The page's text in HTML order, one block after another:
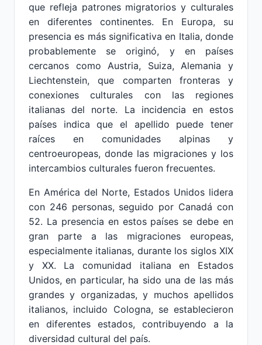
que refleja patrones migratorios y culturales
en diferentes continentes. En Europa, su
presencia es más significativa en Italia, donde
probablemente se originó, y en países
cercanos como Austria, Suiza, Alemania y
Liechtenstein, que comparten fronteras y
conexiones culturales con las regiones
italianas del norte. La incidencia en estos
países indica que el apellido puede tener
raíces en comunidades alpinas y
centroeuropeas, donde las migraciones y los
intercambios culturales fueron frecuentes.
En América del Norte, Estados Unidos lidera
con 246 personas, seguido por Canadá con
52. La presencia en estos países se debe en
gran parte a las migraciones europeas,
especialmente italianas, durante los siglos XIX
y XX. La comunidad italiana en Estados
Unidos, en particular, ha sido una de las más
grandes y organizadas, y muchos apellidos
italianos, incluido Cologna, se establecieron
en diferentes estados, contribuyendo a la
diversidad cultural del país.